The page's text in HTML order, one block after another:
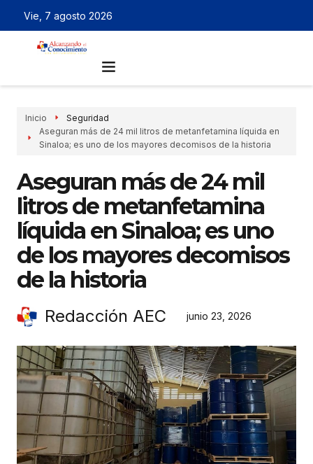
Vie, 7 agosto 2026
Inicio
Seguridad
Aseguran más de 24 mil litros de metanfetamina líquida en
Sinaloa; es uno de los mayores decomisos de la historia
Aseguran más de 24 mil
litros de metanfetamina
líquida en Sinaloa; es uno
de los mayores decomisos
de la historia
Redacción AEC junio 23, 2026